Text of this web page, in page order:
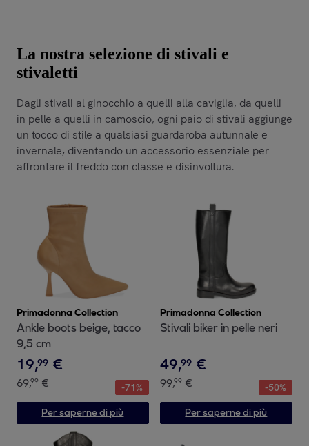
La nostra selezione di stivali e
stivaletti
Dagli stivali al ginocchio a quelli alla caviglia, da quelli
in pelle a quelli in camoscio, ogni paio di stivali aggiunge
un tocco di stile a qualsiasi guardaroba autunnale e
invernale, diventando un accessorio essenziale per
affrontare il freddo con classe e disinvoltura.
Primadonna Collection
Ankle boots beige, tacco
9,5 cm
19,99 €
69,99 € -71%
Per saperne di più
Primadonna Collection
Stivali biker in pelle neri
49,99 €
99,99 € -50%
Per saperne di più